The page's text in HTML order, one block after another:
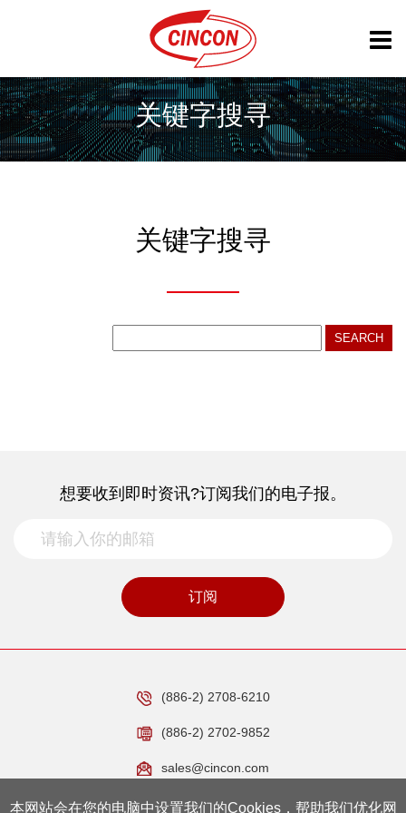
关键字搜寻
关键字搜寻
SEARCH
想要收到即时资讯?订阅我们的电子报。
订阅
(886-2) 2708-6210
(886-2) 2702-9852
sales@cincon.com
本网站会在您的电脑中设置我们的Cookies，帮助我们优化网